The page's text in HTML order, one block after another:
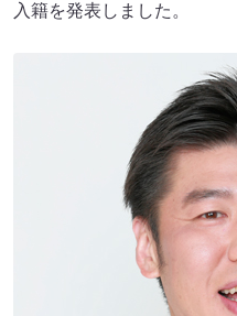
入籍を発表しました。